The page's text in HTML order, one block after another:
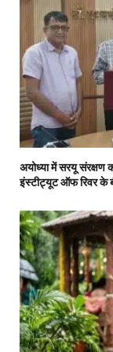
अयोध्या में सरयू संरक्षण
इंस्टीट्यूट ऑफ रिवर के